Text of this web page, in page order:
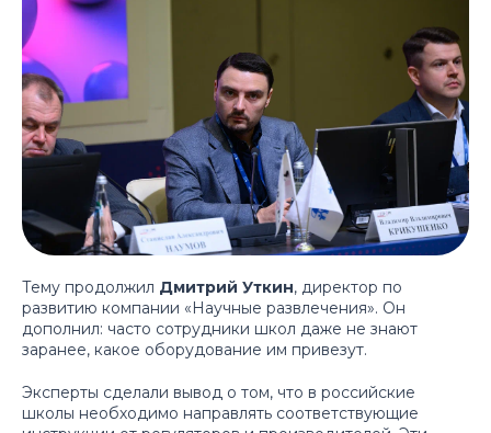
Тему продолжил Дмитрий Уткин, директор по
развитию компании «Научные развлечения». Он
дополнил: часто сотрудники школ даже не знают
заранее, какое оборудование им привезут.
Эксперты сделали вывод о том, что в российские
школы необходимо направлять соответствующие